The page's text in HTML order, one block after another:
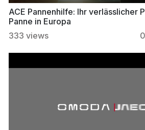
ACE Pannenhilfe: Ihr verlässlicher
Panne in Europa
333 views